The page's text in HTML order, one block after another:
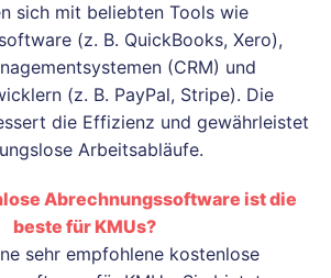
sich mit beliebten Tools wie
(z. B. QuickBooks, Xero),
(CRM) und
(z. B. PayPal, Stripe). Die
die Effizienz und gewährleistet
Arbeitsabläufe.
Abrechnungssoftware ist die
beste für KMUs?
sehr empfohlene kostenlose